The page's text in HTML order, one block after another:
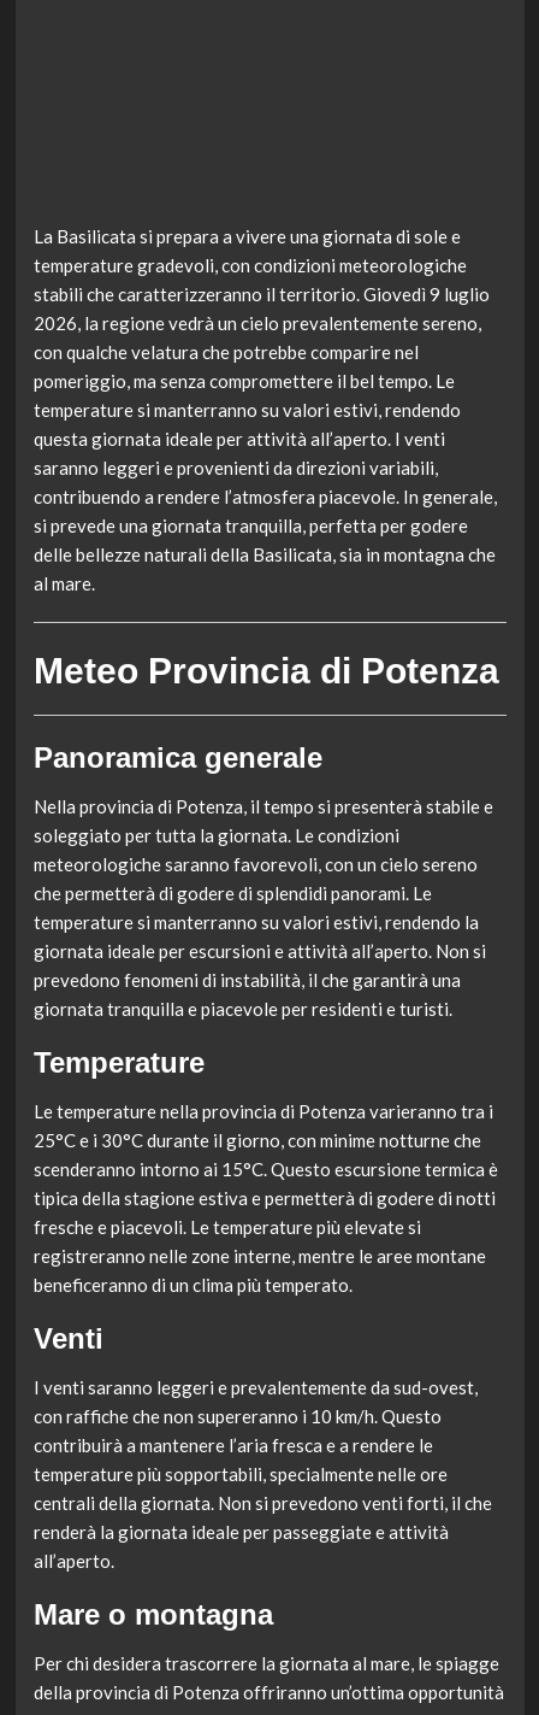
La Basilicata si prepara a vivere una giornata di sole e
temperature gradevoli, con condizioni meteorologiche
stabili che caratterizzeranno il territorio. Giovedì 9 luglio
2026, la regione vedrà un cielo prevalentemente sereno,
con qualche velatura che potrebbe comparire nel
pomeriggio, ma senza compromettere il bel tempo. Le
temperature si manterranno su valori estivi, rendendo
questa giornata ideale per attività all’aperto. I venti
saranno leggeri e provenienti da direzioni variabili,
contribuendo a rendere l’atmosfera piacevole. In generale,
si prevede una giornata tranquilla, perfetta per godere
delle bellezze naturali della Basilicata, sia in montagna che
al mare.
Meteo Provincia di Potenza
Panoramica generale
Nella provincia di Potenza, il tempo si presenterà stabile e
soleggiato per tutta la giornata. Le condizioni
meteorologiche saranno favorevoli, con un cielo sereno
che permetterà di godere di splendidi panorami. Le
temperature si manterranno su valori estivi, rendendo la
giornata ideale per escursioni e attività all’aperto. Non si
prevedono fenomeni di instabilità, il che garantirà una
giornata tranquilla e piacevole per residenti e turisti.
Temperature
Le temperature nella provincia di Potenza varieranno tra i
25°C e i 30°C durante il giorno, con minime notturne che
scenderanno intorno ai 15°C. Questo escursione termica è
tipica della stagione estiva e permetterà di godere di notti
fresche e piacevoli. Le temperature più elevate si
registreranno nelle zone interne, mentre le aree montane
beneficeranno di un clima più temperato.
Venti
I venti saranno leggeri e prevalentemente da sud-ovest,
con raffiche che non supereranno i 10 km/h. Questo
contribuirà a mantenere l’aria fresca e a rendere le
temperature più sopportabili, specialmente nelle ore
centrali della giornata. Non si prevedono venti forti, il che
renderà la giornata ideale per passeggiate e attività
all’aperto.
Mare o montagna
Per chi desidera trascorrere la giornata al mare, le spiagge
della provincia di Potenza offriranno un’ottima opportunità